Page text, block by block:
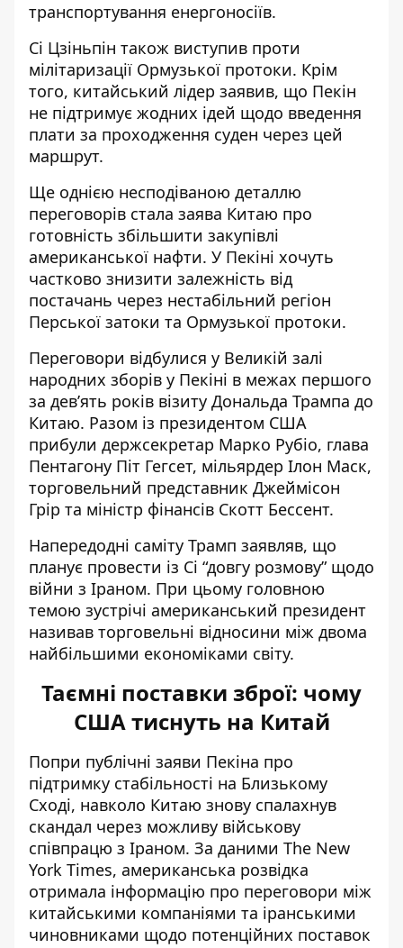
транспортування енергоносіїв.
Сі Цзіньпін також виступив проти
мілітаризації Ормузької протоки. Крім
того, китайський лідер заявив, що Пекін
не підтримує жодних ідей щодо введення
плати за проходження суден через цей
маршрут.
Ще однією несподіваною деталлю
переговорів стала заява Китаю про
готовність збільшити закупівлі
американської нафти. У Пекіні хочуть
частково знизити залежність від
постачань через нестабільний регіон
Перської затоки та Ормузької протоки.
Переговори відбулися у Великій залі
народних зборів у Пекіні в межах першого
за дев’ять років візиту Дональда Трампа до
Китаю. Разом із президентом США
прибули держсекретар Марко Рубіо, глава
Пентагону Піт Гегсет, мільярдер Ілон Маск,
торговельний представник Джеймісон
Грір та міністр фінансів Скотт Бессент.
Напередодні саміту Трамп заявляв, що
планує провести із Сі “довгу розмову” щодо
війни з Іраном. При цьому головною
темою зустрічі американський президент
називав торговельні відносини між двома
найбільшими економіками світу.
Таємні поставки зброї: чому
США тиснуть на Китай
Попри публічні заяви Пекіна про
підтримку стабільності на Близькому
Сході, навколо Китаю знову спалахнув
скандал через можливу військову
співпрацю з Іраном. За даними The New
York Times, американська розвідка
отримала інформацію про переговори між
китайськими компаніями та іранськими
чиновниками щодо потенційних поставок